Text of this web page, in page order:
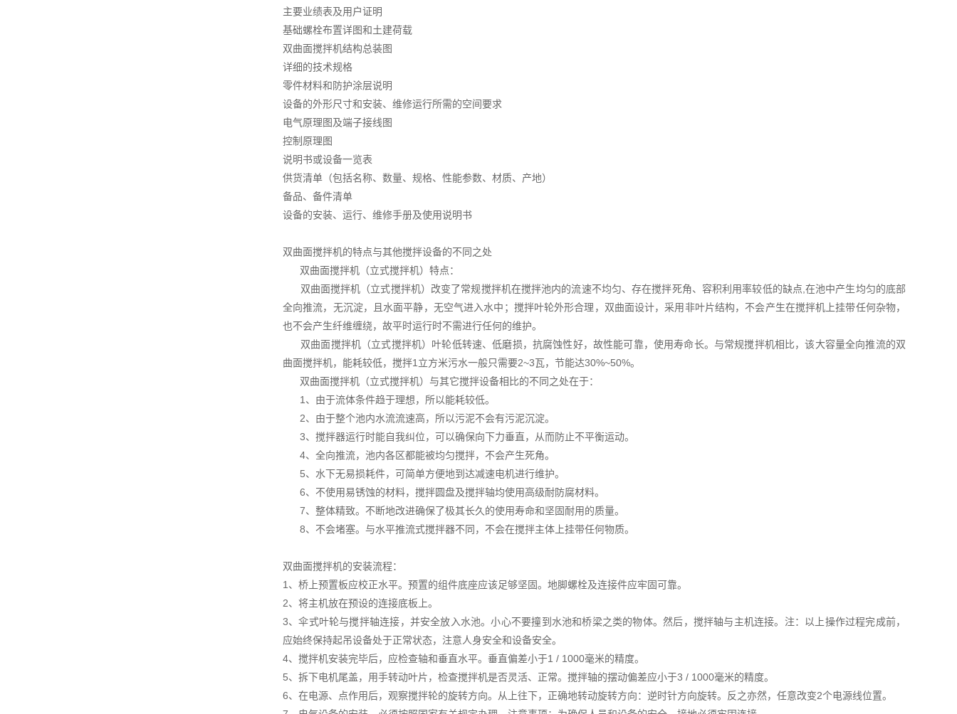
主要业绩表及用户证明
基础螺栓布置详图和土建荷载
双曲面搅拌机结构总装图
详细的技术规格
零件材料和防护涂层说明
设备的外形尺寸和安装、维修运行所需的空间要求
电气原理图及端子接线图
控制原理图
说明书或设备一览表
供货清单（包括名称、数量、规格、性能参数、材质、产地）
备品、备件清单
设备的安装、运行、维修手册及使用说明书
双曲面搅拌机的特点与其他搅拌设备的不同之处
双曲面搅拌机（立式搅拌机）特点：
双曲面搅拌机（立式搅拌机）改变了常规搅拌机在搅拌池内的流速不均匀、存在搅拌死角、容积利用率较低的缺点,在池中产生均匀的底部
全向推流，无沉淀，且水面平静，无空气进入水中；搅拌叶轮外形合理，双曲面设计，采用非叶片结构，不会产生在搅拌机上挂带任何杂物，
也不会产生纤维缠绕，故平时运行时不需进行任何的维护。
双曲面搅拌机（立式搅拌机）叶轮低转速、低磨损，抗腐蚀性好，故性能可靠，使用寿命长。与常规搅拌机相比，该大容量全向推流的双
曲面搅拌机，能耗较低，搅拌1立方米污水一般只需要2~3瓦，节能达30%~50%。
双曲面搅拌机（立式搅拌机）与其它搅拌设备相比的不同之处在于：
1、由于流体条件趋于理想，所以能耗较低。
2、由于整个池内水流流速高，所以污泥不会有污泥沉淀。
3、搅拌器运行时能自我纠位，可以确保向下力垂直，从而防止不平衡运动。
4、全向推流，池内各区都能被均匀搅拌，不会产生死角。
5、水下无易损耗件，可简单方便地到达减速电机进行维护。
6、不使用易锈蚀的材料，搅拌圆盘及搅拌轴均使用高级耐防腐材料。
7、整体精致。不断地改进确保了极其长久的使用寿命和坚固耐用的质量。
8、不会堵塞。与水平推流式搅拌器不同，不会在搅拌主体上挂带任何物质。
双曲面搅拌机的安装流程：
1、桥上预置板应校正水平。预置的组件底座应该足够坚固。地脚螺栓及连接件应牢固可靠。
2、将主机放在预设的连接底板上。
3、伞式叶轮与搅拌轴连接，并安全放入水池。小心不要撞到水池和桥梁之类的物体。然后，搅拌轴与主机连接。注：以上操作过程完成前，
应始终保持起吊设备处于正常状态，注意人身安全和设备安全。
4、搅拌机安装完毕后，应检查轴和垂直水平。垂直偏差小于1 / 1000毫米的精度。
5、拆下电机尾盖，用手转动叶片，检查搅拌机是否灵活、正常。搅拌轴的摆动偏差应小于3 / 1000毫米的精度。
6、在电源、点作用后，观察搅拌轮的旋转方向。从上往下，正确地转动旋转方向：逆时针方向旋转。反之亦然，任意改变2个电源线位置。